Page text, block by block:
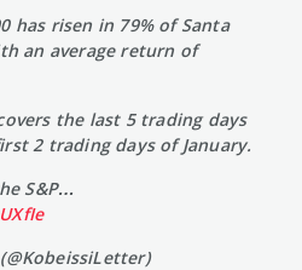
has risen in 79% of Santa
an average return of
the last 5 trading days
2 trading days of January.
S&P…